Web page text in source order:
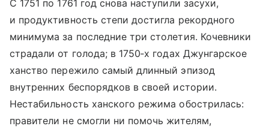
С 1751 по 1761 год снова наступили засухи,
и продуктивность степи достигла рекордного
минимума за последние три столетия. Кочевники
страдали от голода; в 1750‑х годах Джунгарское
ханство пережило самый длинный эпизод
внутренних беспорядков в своей истории.
Нестабильность ханского режима обострилась:
правители не смогли ни помочь жителям,